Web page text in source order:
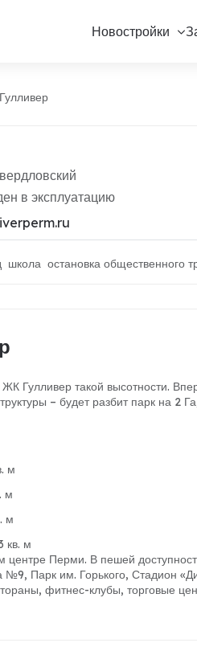
Новостройки
в эксплуатацию
школа остановка общественного
Гулливер такой высотности.
– будет разбит парк на 2
м
м
м
кв. м
центре Перми. В пешей
Парк им. Горького, Стадион
фитнес-клубы, торговые